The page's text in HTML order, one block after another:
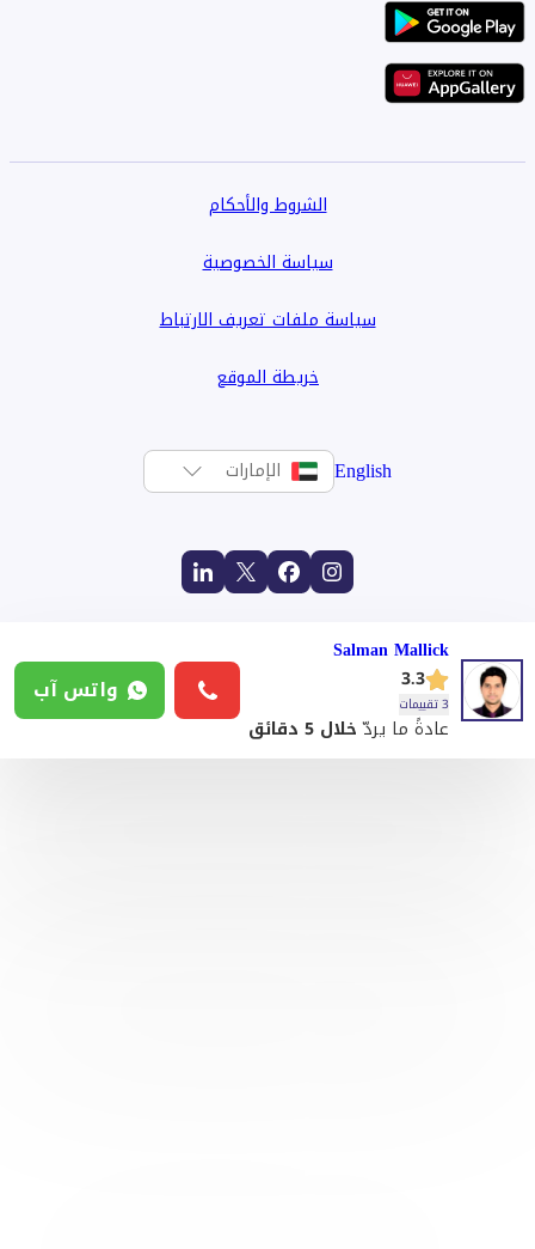
الشروط والأحكام
سياسة الخصوصية
سياسة ملفات تعريف الارتباط
خريطة الموقع
English الإمارات
Salman Mallick
3.3
3 تقييمات
عادةً ما يردّخلال 5 دقائق
واتس آب